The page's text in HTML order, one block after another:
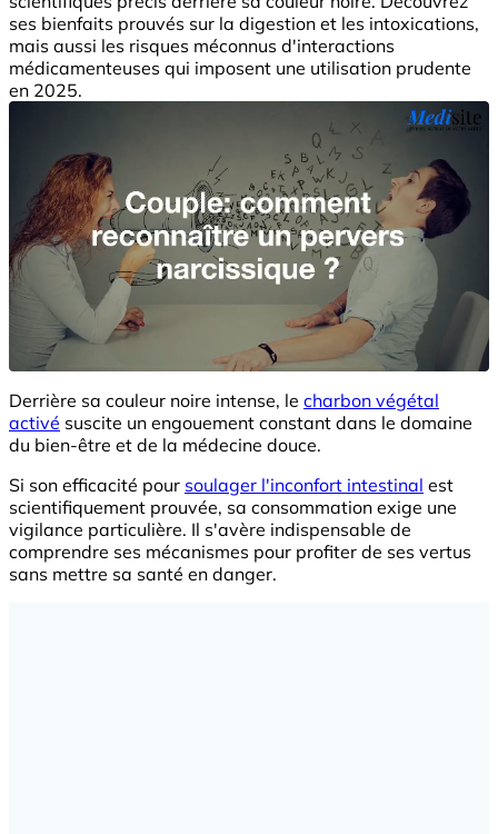
ses bienfaits prouvés sur la digestion et les intoxications,
mais aussi les risques méconnus d'interactions
médicamenteuses qui imposent une utilisation prudente
en 2025.
Derrière sa couleur noire intense, le charbon végétal
activé suscite un engouement constant dans le domaine
du bien-être et de la médecine douce.
Si son efficacité pour soulager l'inconfort intestinal est
scientifiquement prouvée, sa consommation exige une
vigilance particulière. Il s'avère indispensable de
comprendre ses mécanismes pour profiter de ses vertus
sans mettre sa santé en danger.